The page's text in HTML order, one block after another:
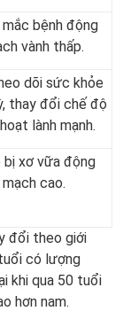
bệnh động
vành thấp.
dõi sức khỏe
thay đổi chế độ
lành mạnh.
bị xơ vữa động
mạch cao.
đổi theo giới
có lượng
khi qua 50 tuổi
hơn nam.